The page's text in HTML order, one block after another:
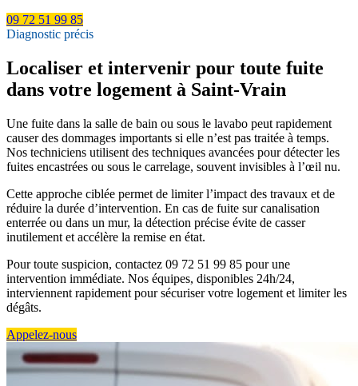
09 72 51 99 85
Diagnostic précis
Localiser et intervenir pour toute fuite
dans votre logement à Saint-Vrain
Une fuite dans la salle de bain ou sous le lavabo peut rapidement
causer des dommages importants si elle n’est pas traitée à temps.
Nos techniciens utilisent des techniques avancées pour détecter les
fuites encastrées ou sous le carrelage, souvent invisibles à l’œil nu.
Cette approche ciblée permet de limiter l’impact des travaux et de
réduire la durée d’intervention. En cas de fuite sur canalisation
enterrée ou dans un mur, la détection précise évite de casser
inutilement et accélère la remise en état.
Pour toute suspicion, contactez 09 72 51 99 85 pour une
intervention immédiate. Nos équipes, disponibles 24h/24,
interviennent rapidement pour sécuriser votre logement et limiter les
dégâts.
Appelez-nous